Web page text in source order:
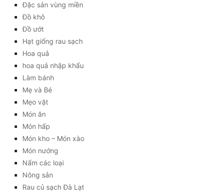
Đặc sản vùng miền
Đồ khô
Đồ ướt
Hạt giống rau sạch
Hoa quả
hoa quả nhập khẩu
Làm bánh
Mẹ và Bé
Mẹo vặt
Món ăn
Món hấp
Món kho – Món xào
Món nướng
Nấm các loại
Nông sản
Rau củ sạch Đà Lạt